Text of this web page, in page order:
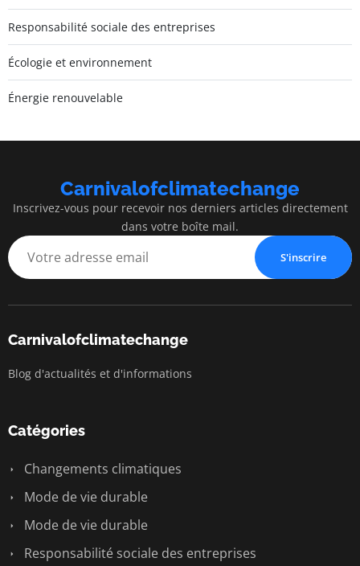
Responsabilité sociale des entreprises
Écologie et environnement
Énergie renouvelable
Carnivalofclimatechange
Inscrivez-vous pour recevoir nos derniers articles directement
dans votre boîte mail.
S'inscrire
Carnivalofclimatechange
Blog d'actualités et d'informations
Catégories
Changements climatiques
Mode de vie durable
Mode de vie durable
Responsabilité sociale des entreprises